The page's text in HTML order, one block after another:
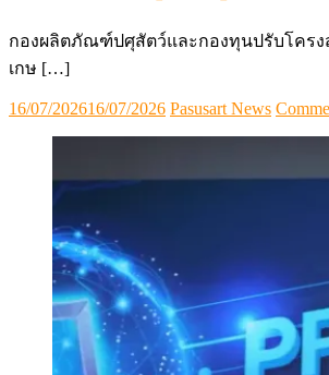
กองผลิตภัณฑ์ปศุสัตว์และกองทุนปรับโครง
เกษ […]
Posted
16/07/202616/07/2026 Author
Pasusart News